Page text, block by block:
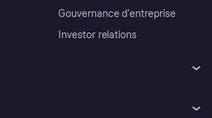
Gouvernance d’entreprise
Investor relations